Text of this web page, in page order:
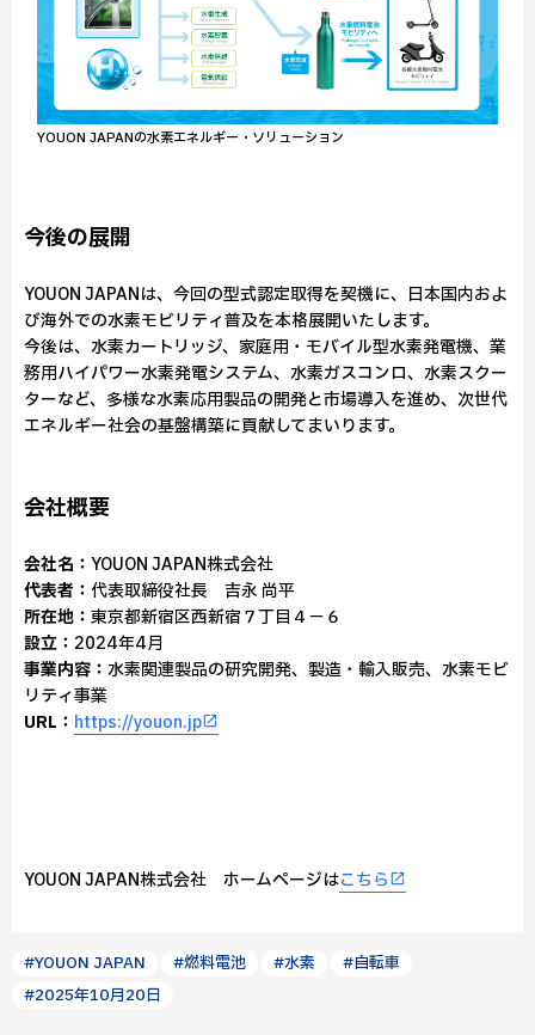
YOUON JAPANの水素エネルギー・ソリューション
今後の展開
YOUON JAPANは、今回の型式認定取得を契機に、日本国内およ
び海外での水素モビリティ普及を本格展開いたします。
今後は、水素カートリッジ、家庭用・モバイル型水素発電機、業
務用ハイパワー水素発電システム、水素ガスコンロ、水素スクー
ターなど、多様な水素応用製品の開発と市場導入を進め、次世代
エネルギー社会の基盤構築に貢献してまいります。
会社概要
会社名： YOUON JAPAN株式会社
代表者： 代表取締役社長 吉永 尚平
所在地： 東京都新宿区西新宿７丁目４－６
設立： 2024年4月
事業内容： 水素関連製品の研究開発、製造・輸入販売、水素モビ
リティ事業
URL： https://youon.jp
YOUON JAPAN株式会社 ホームページはこちら
#YOUON JAPAN #燃料電池 #水素
#自転車
#2025年10月20日